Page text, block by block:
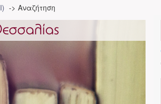
Αναζήτηση